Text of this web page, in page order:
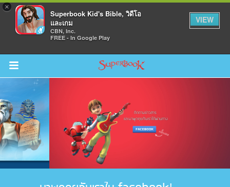
×
Superbook Kid's Bible, วิดีโอ
และเกม
CBN, Inc.
FREE - In Google Play
VIEW
Return to Content
ามรู้
ๆ